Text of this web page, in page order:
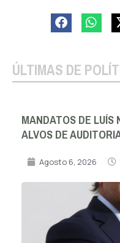
ÚLTIMAS DE
MANDATOS DE LUÍS
ALVOS DE
Agosto 6, 2026